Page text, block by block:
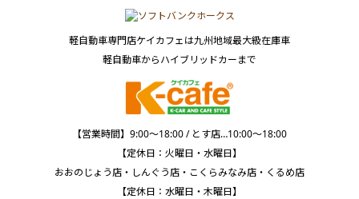
軽自動車専門店ケイカフェは九州地域最大級在庫車
軽自動車からハイブリッドカーまで
【営業時間】9:00～18:00 / とす店…10:00～18:00
【定休日：火曜日・水曜日】
おおのじょう店・しんぐう店・こくらみなみ店・くるめ店
【定休日：水曜日・木曜日】